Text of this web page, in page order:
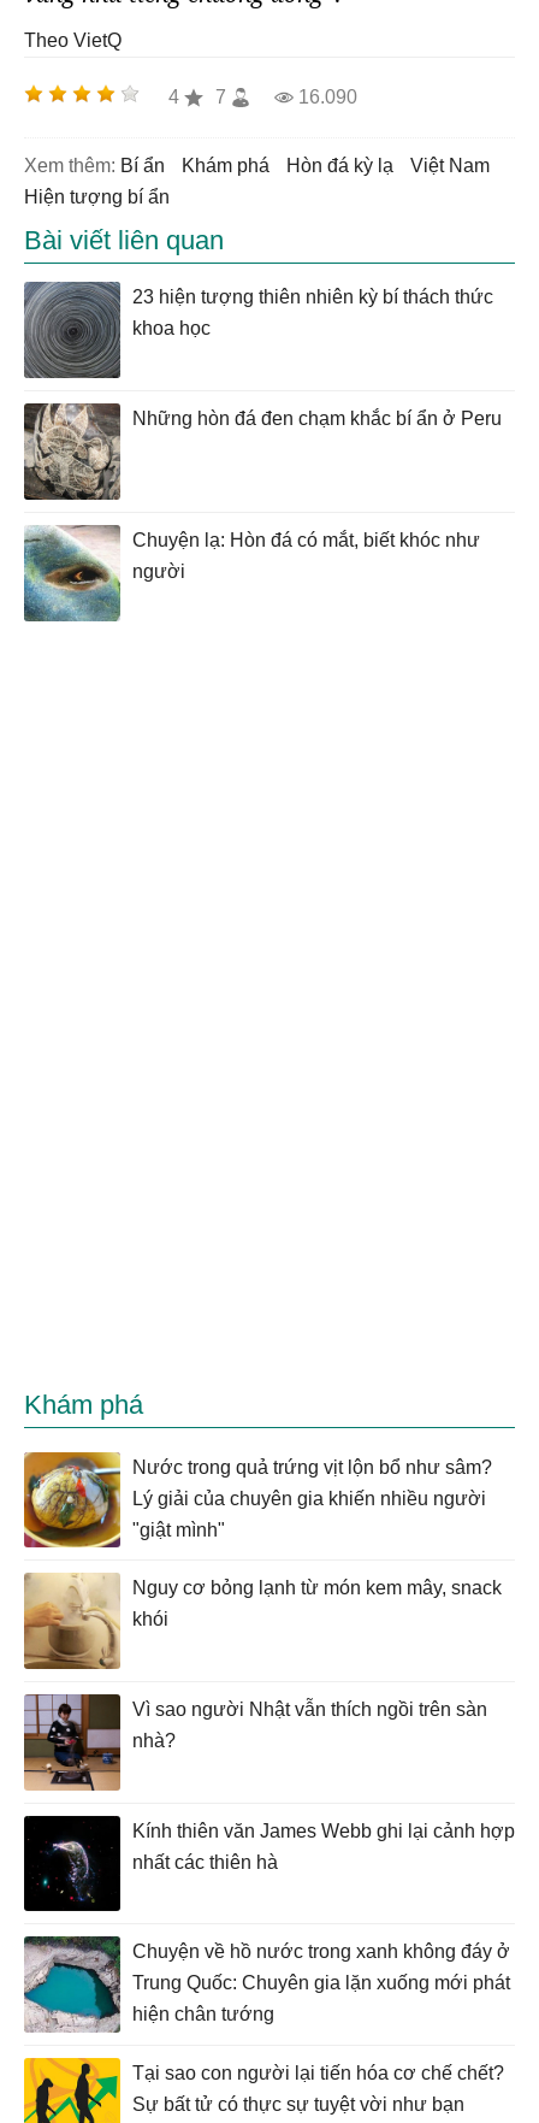
Theo VietQ
4 7 16.090
Xem thêm: bí ẩn khám phá hòn đá kỳ lạ
Việt Nam
hiện tượng bí ẩn
Bài viết liên quan
23 hiện tượng thiên nhiên kỳ bí thách thức
khoa học
Những hòn đá đen chạm khắc bí ẩn ở Peru
Chuyện lạ: Hòn đá có mắt, biết khóc như
người
Khám phá
Nước trong quả trứng vịt lộn bổ như sâm?
Lý giải của chuyên gia khiến nhiều người
"giật mình"
Nguy cơ bỏng lạnh từ món kem mây, snack
khói
Vì sao người Nhật vẫn thích ngồi trên sàn
nhà?
Kính thiên văn James Webb ghi lại cảnh hợp
nhất các thiên hà
Chuyện về hồ nước trong xanh không đáy ở
Trung Quốc: Chuyên gia lặn xuống mới phát
hiện chân tướng
Tại sao con người lại tiến hóa cơ chế chết?
Sự bất tử có thực sự tuyệt vời như bạn